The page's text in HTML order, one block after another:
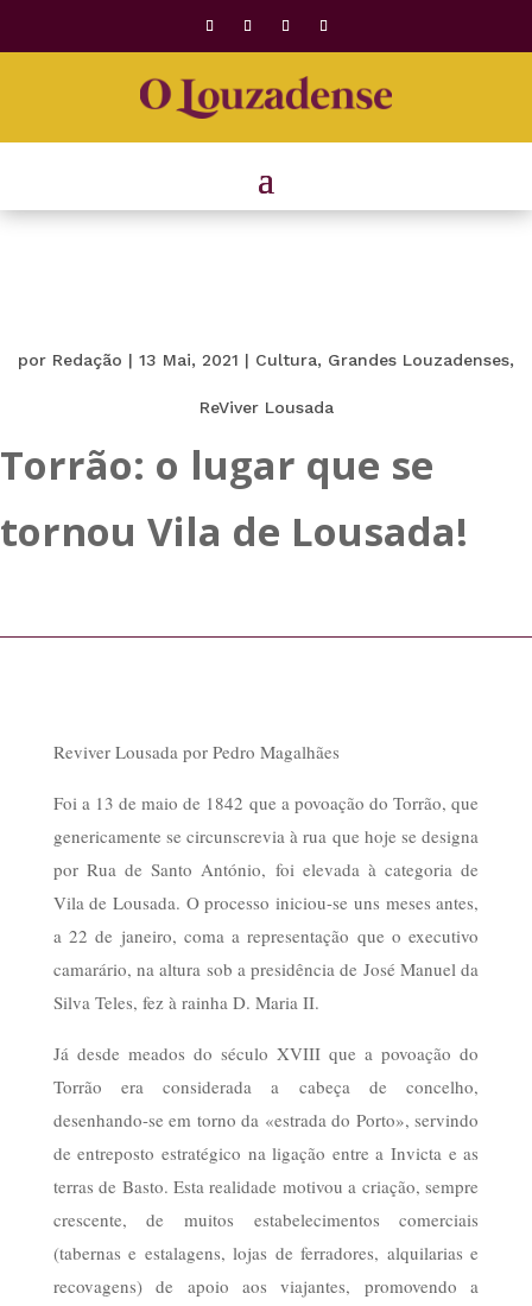
por Redação | 13 Mai, 2021 | Cultura, Grandes Louzadenses,
ReViver Lousada
Torrão: o lugar que se
tornou Vila de Lousada!
Reviver Lousada por Pedro Magalhães
Foi a 13 de maio de 1842 que a povoação do Torrão, que
genericamente se circunscrevia à rua que hoje se designa
por Rua de Santo António, foi elevada à categoria de
Vila de Lousada. O processo iniciou-se uns meses antes,
a 22 de janeiro, coma a representação que o executivo
camarário, na altura sob a presidência de José Manuel da
Silva Teles, fez à rainha D. Maria II.
Já desde meados do século XVIII que a povoação do
Torrão era considerada a cabeça de concelho,
desenhando-se em torno da «estrada do Porto», servindo
de entreposto estratégico na ligação entre a Invicta e as
terras de Basto. Esta realidade motivou a criação, sempre
crescente, de muitos estabelecimentos comerciais
(tabernas e estalagens, lojas de ferradores, alquilarias e
recovagens) de apoio aos viajantes, promovendo a